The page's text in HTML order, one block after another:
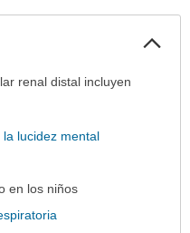
renal distal incluyen
lucidez mental
en los niños